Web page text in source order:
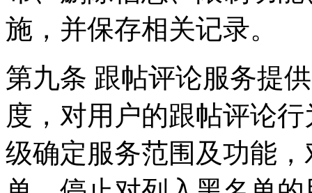
施，并保存相关记录。
第九条 跟帖评论服务提
度，对用户的跟帖评论
级确定服务范围及功能